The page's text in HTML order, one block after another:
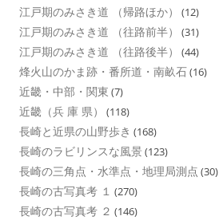
江戸期のみさき道 （帰路ほか） (12)
江戸期のみさき道 （往路前半） (31)
江戸期のみさき道 （往路後半） (44)
烽火山のかま跡・番所道・南畝石(16)
近畿・中部・関東 (7)
近畿（兵 庫 県） (118)
長崎と近県の山野歩き (168)
長崎のラビリンスな風景 (123)
長崎の三角点・水準点・地理局測点 (30)
長崎の古写真考 １ (270)
長崎の古写真考 ２ (146)